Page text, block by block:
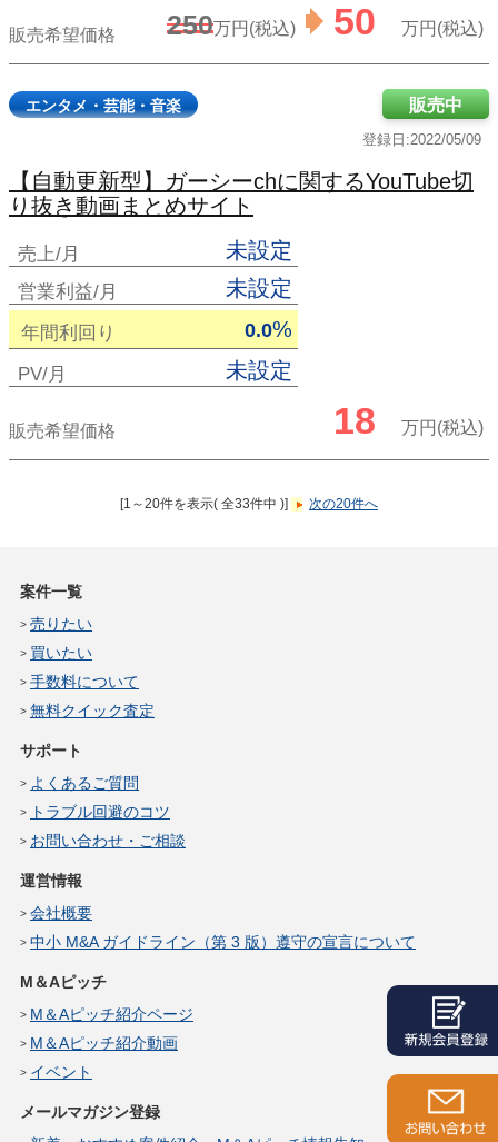
販売希望価格 250万円(税込) 50 万円(税込)
エンタメ・芸能・音楽
登録日:2022/05/09
販売中
【自動更新型】ガーシーchに関するYouTube切
り抜き動画まとめサイト
売上/月 未設定
営業利益/月 未設定
年間利回り 0.0%
PV/月 未設定
販売希望価格 18 万円(税込)
[1～20件を表示( 全33件中 )] 次の20件へ
案件一覧
売りたい
買いたい
手数料について
無料クイック査定
サポート
よくあるご質問
トラブル回避のコツ
お問い合わせ・ご相談
運営情報
会社概要
中小 M&A ガイドライン（第 3 版）遵守の宣言について
M＆Aピッチ
M＆Aピッチ紹介ページ
M＆Aピッチ紹介動画
イベント
メールマガジン登録